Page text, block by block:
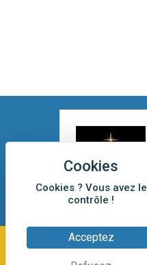
Cookies ? Vous avez le
contrôle !
Acceptez